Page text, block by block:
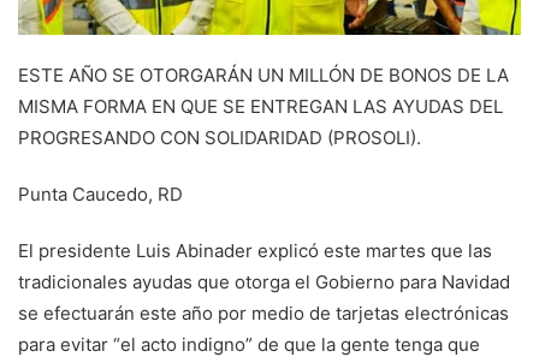
ESTE AÑO SE OTORGARÁN UN MILLÓN DE BONOS DE LA
MISMA FORMA EN QUE SE ENTREGAN LAS AYUDAS DEL
PROGRESANDO CON SOLIDARIDAD (PROSOLI).
Punta Caucedo, RD
El presidente Luis Abinader explicó este martes que las
tradicionales ayudas que otorga el Gobierno para Navidad
se efectuarán este año por medio de tarjetas electrónicas
para evitar “el acto indigno” de que la gente tenga que